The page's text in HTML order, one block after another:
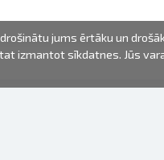
jums ērtāku un
izmantot sīkdatnes. Jūs